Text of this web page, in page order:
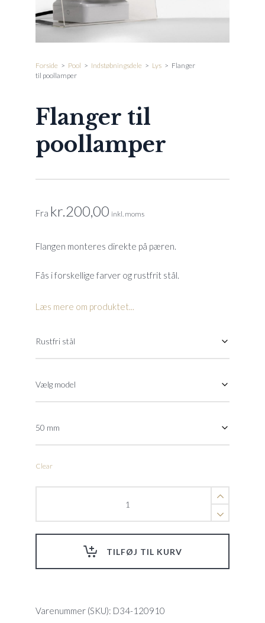
Forside > Pool > Indstøbningsdele > Lys > Flanger
til poollamper
Flanger til
poollamper
Fra kr.200,00 inkl. moms
Flangen monteres direkte på pæren.
Fås i forskellige farver og rustfrit stål.
Læs mere om produktet...
Clear
TILFØJ TIL KURV
Varenummer (SKU): D34-120910